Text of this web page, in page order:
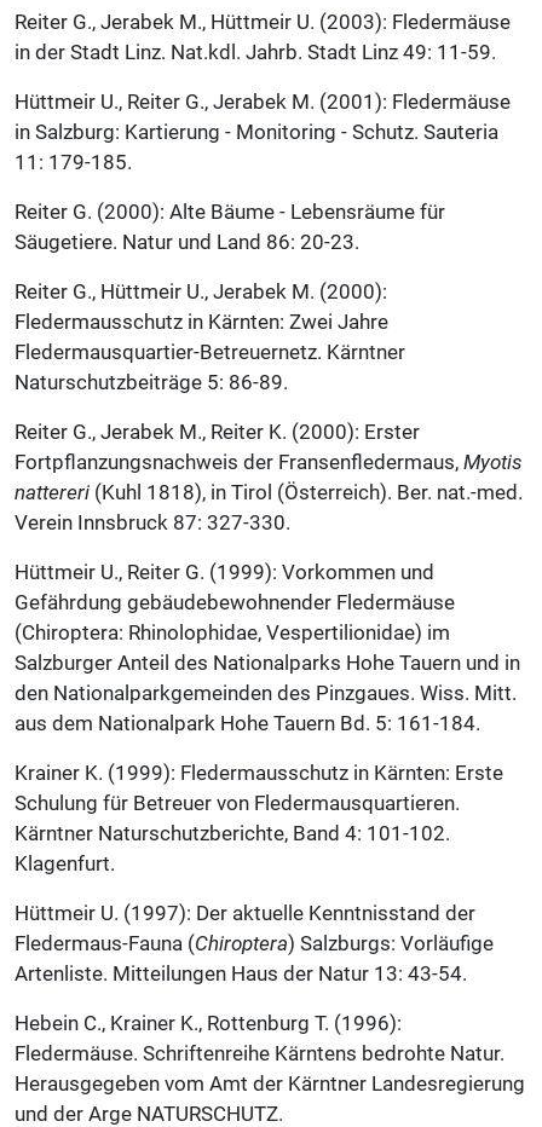
Reiter G., Jerabek M., Hüttmeir U. (2003): Fledermäuse
in der Stadt Linz. Nat.kdl. Jahrb. Stadt Linz 49: 11-59.
Hüttmeir U., Reiter G., Jerabek M. (2001): Fledermäuse
in Salzburg: Kartierung - Monitoring - Schutz. Sauteria
11: 179-185.
Reiter G. (2000): Alte Bäume - Lebensräume für
Säugetiere. Natur und Land 86: 20-23.
Reiter G., Hüttmeir U., Jerabek M. (2000):
Fledermausschutz in Kärnten: Zwei Jahre
Fledermausquartier-Betreuernetz. Kärntner
Naturschutzbeiträge 5: 86-89.
Reiter G., Jerabek M., Reiter K. (2000): Erster
Fortpflanzungsnachweis der Fransenfledermaus, Myotis
nattereri (Kuhl 1818), in Tirol (Österreich). Ber. nat.-med.
Verein Innsbruck 87: 327-330.
Hüttmeir U., Reiter G. (1999): Vorkommen und
Gefährdung gebäudebewohnender Fledermäuse
(Chiroptera: Rhinolophidae, Vespertilionidae) im
Salzburger Anteil des Nationalparks Hohe Tauern und in
den Nationalparkgemeinden des Pinzgaues. Wiss. Mitt.
aus dem Nationalpark Hohe Tauern Bd. 5: 161-184.
Krainer K. (1999): Fledermausschutz in Kärnten: Erste
Schulung für Betreuer von Fledermausquartieren.
Kärntner Naturschutzberichte, Band 4: 101-102.
Klagenfurt.
Hüttmeir U. (1997): Der aktuelle Kenntnisstand der
Fledermaus-Fauna (Chiroptera) Salzburgs: Vorläufige
Artenliste. Mitteilungen Haus der Natur 13: 43-54.
Hebein C., Krainer K., Rottenburg T. (1996):
Fledermäuse. Schriftenreihe Kärntens bedrohte Natur.
Herausgegeben vom Amt der Kärntner Landesregierung
und der Arge NATURSCHUTZ.